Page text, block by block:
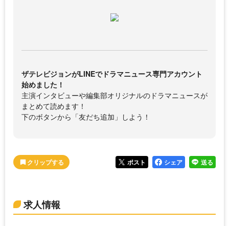
ザテレビジョンがLINEでドラマニュース専門アカウント
始めました！
主演インタビューや編集部オリジナルのドラマニュースが
まとめて読めます！
下のボタンから「友だち追加」しよう！
ポスト シェア 送る
求人情報